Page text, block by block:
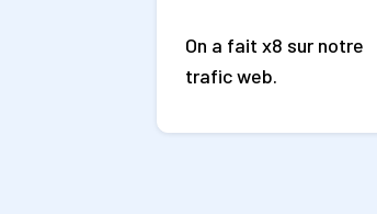
On a fait x8 sur notre
trafic web.